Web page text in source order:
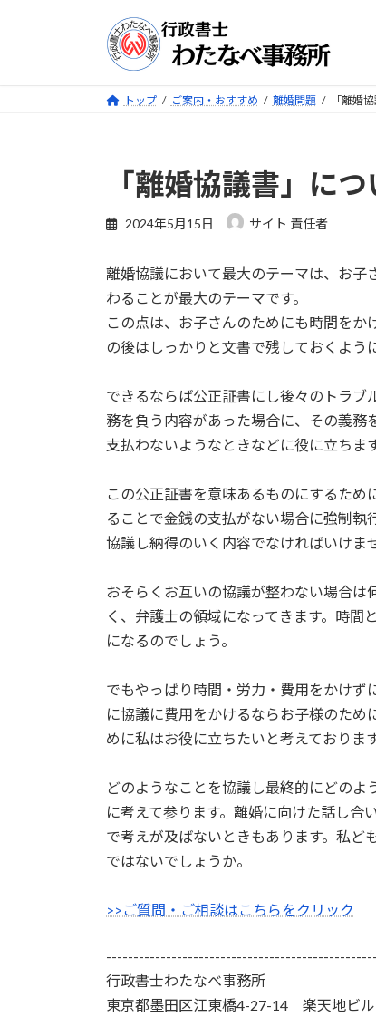
トップ ご案内・おすすめ 離婚問題 「離婚
「離婚協議書」につ
2024年5月15日 サイト 責任者
離婚協議において最大のテーマは、お子
わることが最大のテーマです。
この点は、お子さんのためにも時間を
の後はしっかりと文書で残しておくよう
できるならば公正証書にし後々のトラブ
務を負う内容があった場合に、その義務
支払わないようなときなどに役に立ちます
この公正証書を意味あるものにするた
ることで金銭の支払がない場合に強制執
協議し納得のいく内容でなければいけま
おそらくお互いの協議が整わない場合
く、弁護士の領域になってきます。時間
になるのでしょう。
でもやっぱり時間・労力・費用をかけ
に協議に費用をかけるならお子様のため
めに私はお役に立ちたいと考えております
どのようなことを協議し最終的にどの
に考えて参ります。離婚に向けた話し合
で考えが及ばないときもあります。私ど
ではないでしょうか。
>>ご質問・ご相談はこちらをクリック
行政書士わたなべ事務所
東京都墨田区江東橋4-27-14 楽天地ビ